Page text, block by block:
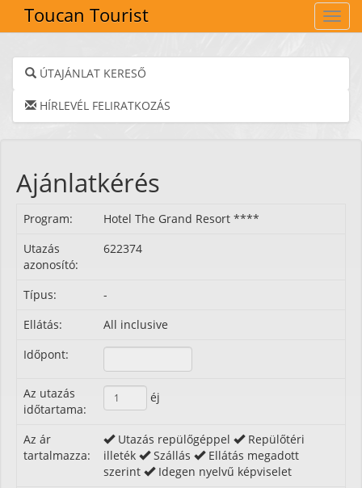
Toucan Tourist
ÚTAJÁNLAT KERESŐ
HÍRLEVÉL FELIRATKOZÁS
Ajánlatkérés
Program:
Hotel The Grand Resort ****
Utazás
azonosító:
622374
Típus:
-
Ellátás:
All inclusive
Időpont:
Az utazás
időtartama:
éj
Az ár
tartalmazza:
Utazás repülőgéppel
Repülőtéri
illeték
Szállás
Ellátás megadott
szerint
Idegen nyelvű képviselet